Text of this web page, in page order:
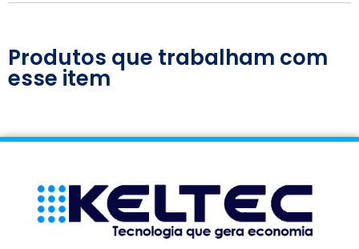
Produtos que trabalham com
esse item